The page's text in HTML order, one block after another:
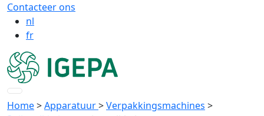
Contacteer ons
nl
fr
Home>Apparatuur>Verpakkingsmachines >